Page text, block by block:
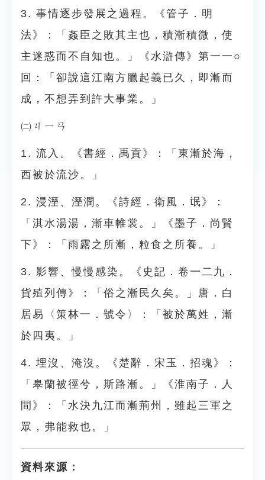
3. 事情逐步發展之過程。《管子．明
法》：「姦臣之敗其主也，積漸積微，使
主迷惑而不自知也。」《水滸傳》第一一○
回：「卻說這江南方臘起義已久，即漸而
成，不想弄到許大事業。」
㈡ㄐㄧㄢ
1. 流入。《書經．禹貢》：「東漸於海，
西被於流沙。」
2. 浸溼、溼潤。《詩經．衛風．氓》：
「淇水湯湯，漸車帷裳。」《墨子．尚賢
下》：「雨露之所漸，粒食之所養。」
3. 影響、慢慢感染。《史記．卷一二九．
貨殖列傳》：「俗之漸民久矣。」唐．白
居易〈策林一．號令〉：「被於萬姓，漸
於四夷。」
4. 埋沒、淹沒。《楚辭．宋玉．招魂》：
「皋蘭被徑兮，斯路漸。」《淮南子．人
間》：「水決九江而漸荊州，雖起三軍之
眾，弗能救也。」
資料來源：